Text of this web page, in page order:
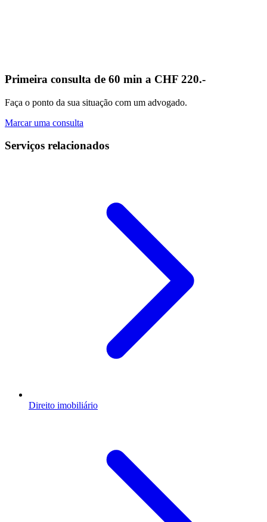
Primeira consulta de 60 min a CHF 220.-
Faça o ponto da sua situação com um advogado.
Marcar uma consulta
Serviços relacionados
Direito imobiliário